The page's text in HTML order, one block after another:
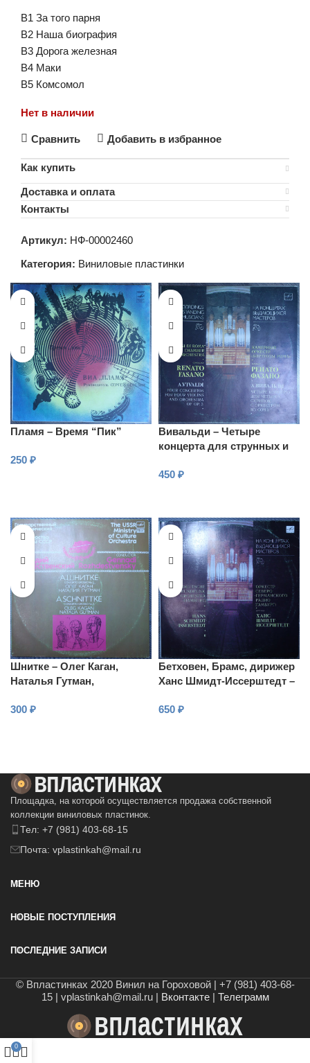
B1 За того парня
B2 Наша биография
B3 Дорога железная
B4 Маки
B5 Комсомол
Нет в наличии
Сравнить Добавить в избранное
Как купить
Доставка и оплата
Контакты
Артикул: НФ-00002460
Категория: Виниловые пластинки
Пламя – Время “Пик”
250 ₽
Вивальди – Четыре
концерта для струнных и
Armonico”, Соч. 3
450 ₽
Шнитке – Олег Каган,
Наталья Гутман,
Grosso No 2
300 ₽
Бетховен, Брамс, дирижер
Ханс Шмидт-Иссерштедт –
Венгерские танцы
650 ₽
Площадка, на которой осуществляется продажа собственной
коллекции виниловых пластинок.
Тел: +7 (981) 403-68-15
Почта: vplastinkah@mail.ru
МЕНЮ
НОВЫЕ ПОСТУПЛЕНИЯ
ПОСЛЕДНИЕ ЗАПИСИ
© Впластинках 2020 Винил на Гороховой | +7 (981) 403-68-
15 | vplastinkah@mail.ru | Вконтакте| Телеграмм
0